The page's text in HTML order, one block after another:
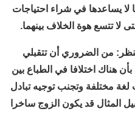
لا يساعدها في شراء احتياجات
لا تتسع هوة الخلاف بينهما.
من الضروري أن تتقبلي
هناك اختلافا في الطباع بين
لغة مختلفة وتجنب توجيه تبادل
المثال قد يكون الزوج ساخرا